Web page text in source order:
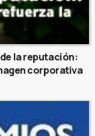
la reputación:
corporativa